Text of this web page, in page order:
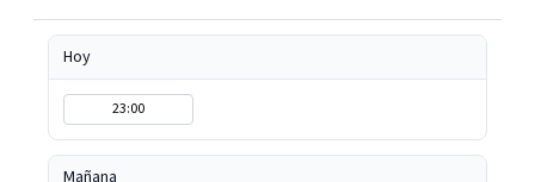
Hoy
23:00
Mañana